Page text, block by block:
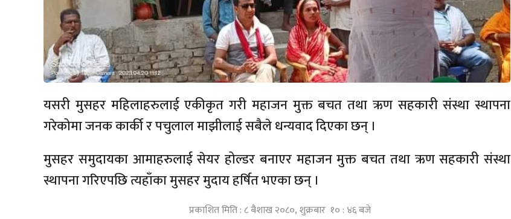
यसरी मुसहर महिलाहरुलाई एकीकृत गरी महाजन मुक्त बचत तथा ऋण सहकारी संस्था स्थापना
गरेकोमा जनक कार्की र पचुलाल माझीलाई सबैले धन्यवाद दिएका छन् ।
मुसहर समुदायका आमाहरुलाई सेयर होल्डर बनाएर महाजन मुक्त बचत तथा ऋण सहकारी संस्था
स्थापना गरिएपछि त्यहाँका मुसहर मुदाय हर्षित भएका छन् ।
प्रकाशित मिति : ८ बैशाख २०८०, शुक्रबार १० : ४६ बजे